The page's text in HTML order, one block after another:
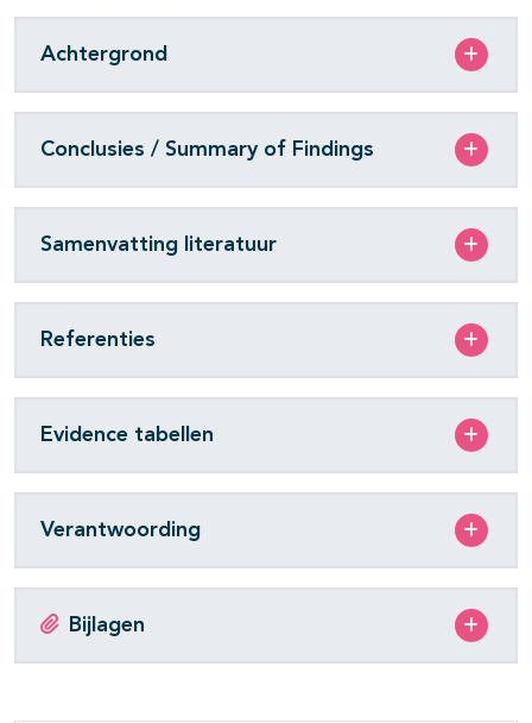
Achtergrond
Conclusies / Summary of Findings
Samenvatting literatuur
Referenties
Evidence tabellen
Verantwoording
Bijlagen